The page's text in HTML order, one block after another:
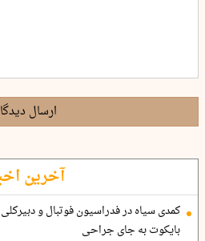
ارسال
آخرین
کمدی سیاه در فدراسیون فوتبال و
بایکوت به جای جراحی